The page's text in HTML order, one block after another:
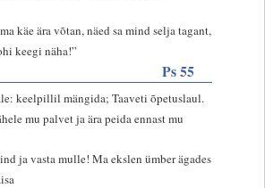
käe ära võtan, näed sa mind selja tagant,
keegi näha!”
Ps 55
keelpillil mängida; Taaveti õpetuslaul.
mu palvet ja ära peida ennast mu
ja vasta mulle! Ma ekslen ümber ägades